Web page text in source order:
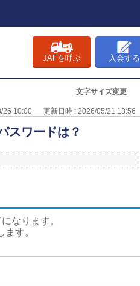
JAFを呼ぶ 入会する
文字サイズ変更
26 10:00 更新日時 : 2026/05/21 13:56
スワードは？
なります。
す。